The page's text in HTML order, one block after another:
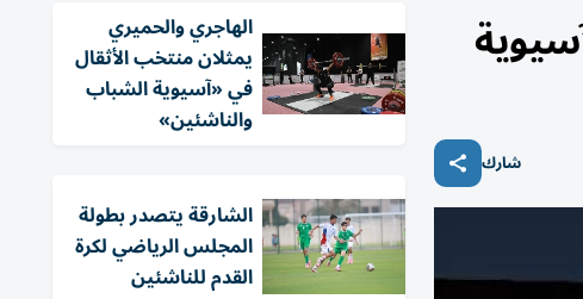
شارك
الهاجري والحميري
يمثلان منتخب الأثقال
في «آسيوية الشباب
والناشئين»
الشارقة يتصدر بطولة
المجلس الرياضي لكرة
القدم للناشئين